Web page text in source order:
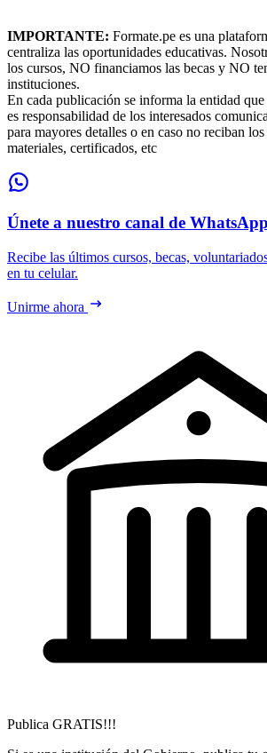
IMPORTANTE: Formate.pe es una
centraliza las oportunidades educativas.
los cursos, NO financiamos las becas y NO
instituciones.
En cada publicación se informa la entidad
es responsabilidad de los interesados
para mayores detalles o en caso no reciban
materiales, certificados, etc
Únete a nuestro canal de WhatsApp
Recibe las últimos cursos, becas,
en tu celular.
Unirme ahora
Publica GRATIS!!!